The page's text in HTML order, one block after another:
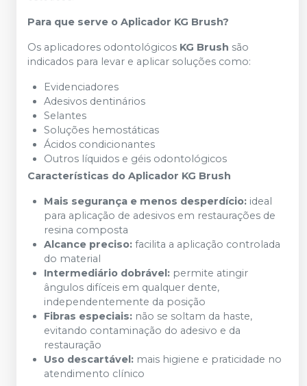
Para que serve o Aplicador KG Brush?
Os aplicadores odontológicos KG Brush são
indicados para levar e aplicar soluções como:
Evidenciadores
Adesivos dentinários
Selantes
Soluções hemostáticas
Ácidos condicionantes
Outros líquidos e géis odontológicos
Características do Aplicador KG Brush
Mais segurança e menos desperdício: ideal
para aplicação de adesivos em restaurações de
resina composta
Alcance preciso: facilita a aplicação controlada
do material
Intermediário dobrável: permite atingir
ângulos difíceis em qualquer dente,
independentemente da posição
Fibras especiais: não se soltam da haste,
evitando contaminação do adesivo e da
restauração
Uso descartável: mais higiene e praticidade no
atendimento clínico